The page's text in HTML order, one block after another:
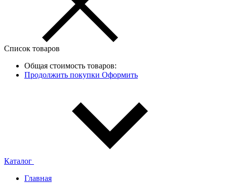
Список товаров
Общая стоимость товаров:
Продолжить покупки Оформить
Каталог
Главная